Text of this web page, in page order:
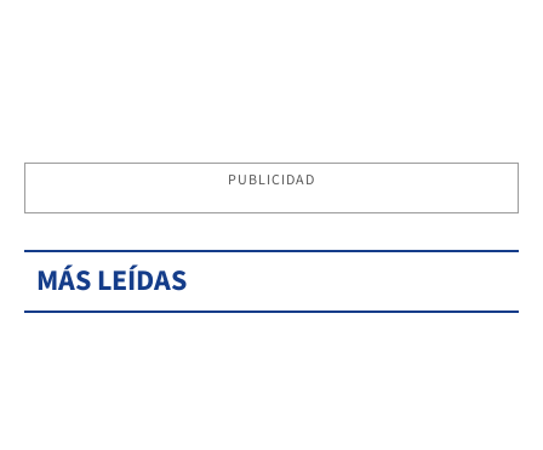
PUBLICIDAD
MÁS LEÍDAS